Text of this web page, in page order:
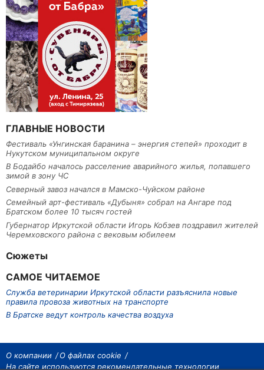
ГЛАВНЫЕ НОВОСТИ
Фестиваль «Унгинская баранина – энергия степей» проходит в
Нукутском муниципальном округе
В Бодайбо началось расселение аварийного жилья, попавшего
зимой в зону ЧС
Северный завоз начался в Мамско-Чуйском районе
Семейный арт-фестиваль «Дубыня» собрал на Ангаре под
Братском более 10 тысяч гостей
Губернатор Иркутской области Игорь Кобзев поздравил жителей
Черемховского района с вековым юбилеем
Сюжеты
САМОЕ ЧИТАЕМОЕ
Служба ветеринарии Иркутской области разъяснила новые
правила провоза животных на транспорте
В Братске ведут контроль качества воздуха
О компании
О файлах cookie
На сайте используются рекомендательные технологии